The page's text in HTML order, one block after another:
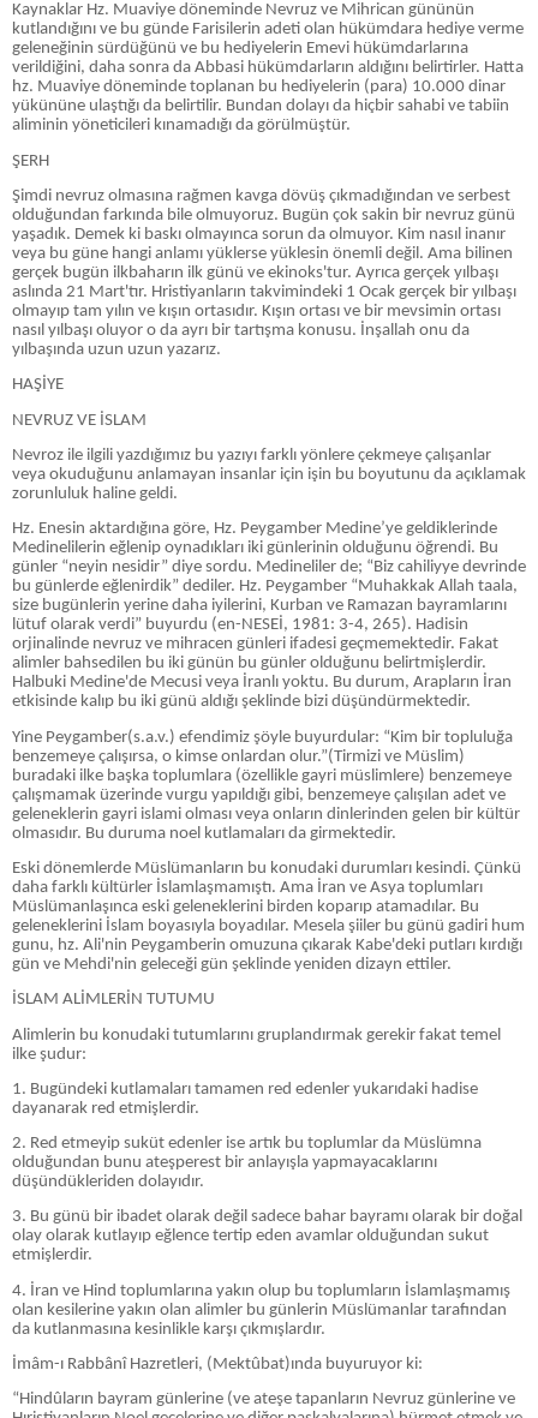
Kaynaklar Hz. Muaviye döneminde Nevruz ve Mihrican gününün
kutlandığını ve bu günde Farisilerin adeti olan hükümdara hediye verme
geleneğinin sürdüğünü ve bu hediyelerin Emevi hükümdarlarına
verildiğini, daha sonra da Abbasi hükümdarların aldığını belirtirler. Hatta
hz. Muaviye döneminde toplanan bu hediyelerin (para) 10.000 dinar
yükününe ulaştığı da belirtilir. Bundan dolayı da hiçbir sahabi ve tabiin
aliminin yöneticileri kınamadığı da görülmüştür.
ŞERH
Şimdi nevruz olmasına rağmen kavga dövüş çıkmadığından ve serbest
olduğundan farkında bile olmuyoruz. Bugün çok sakin bir nevruz günü
yaşadık. Demek ki baskı olmayınca sorun da olmuyor. Kim nasıl inanır
veya bu güne hangi anlamı yüklerse yüklesin önemli değil. Ama bilinen
gerçek bugün ilkbaharın ilk günü ve ekinoks'tur. Ayrıca gerçek yılbaşı
aslında 21 Mart'tır. Hristiyanların takvimindeki 1 Ocak gerçek bir yılbaşı
olmayıp tam yılın ve kışın ortasıdır. Kışın ortası ve bir mevsimin ortası
nasıl yılbaşı oluyor o da ayrı bir tartışma konusu. İnşallah onu da
yılbaşında uzun uzun yazarız.
HAŞİYE
NEVRUZ VE İSLAM
Nevroz ile ilgili yazdığımız bu yazıyı farklı yönlere çekmeye çalışanlar
veya okuduğunu anlamayan insanlar için işin bu boyutunu da açıklamak
zorunluluk haline geldi.
Hz. Enesin aktardığına göre, Hz. Peygamber Medine’ye geldiklerinde
Medinelilerin eğlenip oynadıkları iki günlerinin olduğunu öğrendi. Bu
günler “neyin nesidir” diye sordu. Medineliler de; “Biz cahiliyye devrinde
bu günlerde eğlenirdik” dediler. Hz. Peygamber “Muhakkak Allah taala,
size bugünlerin yerine daha iyilerini, Kurban ve Ramazan bayramlarını
lütuf olarak verdi” buyurdu (en-NESEİ, 1981: 3-4, 265). Hadisin
orjinalinde nevruz ve mihracen günleri ifadesi geçmemektedir. Fakat
alimler bahsedilen bu iki günün bu günler olduğunu belirtmişlerdir.
Halbuki Medine'de Mecusi veya İranlı yoktu. Bu durum, Arapların İran
etkisinde kalıp bu iki günü aldığı şeklinde bizi düşündürmektedir.
Yine Peygamber(s.a.v.) efendimiz şöyle buyurdular: “Kim bir topluluğa
benzemeye çalışırsa, o kimse onlardan olur.”(Tirmizi ve Müslim)
buradaki ilke başka toplumlara (özellikle gayri müslimlere) benzemeye
çalışmamak üzerinde vurgu yapıldığı gibi, benzemeye çalışılan adet ve
geleneklerin gayri islami olması veya onların dinlerinden gelen bir kültür
olmasıdır. Bu duruma noel kutlamaları da girmektedir.
Eski dönemlerde Müslümanların bu konudaki durumları kesindi. Çünkü
daha farklı kültürler İslamlaşmamıştı. Ama İran ve Asya toplumları
Müslümanlaşınca eski geleneklerini birden koparıp atamadılar. Bu
geleneklerini İslam boyasıyla boyadılar. Mesela şiiler bu günü gadiri hum
gunu, hz. Ali'nin Peygamberin omuzuna çıkarak Kabe'deki putları kırdığı
gün ve Mehdi'nin geleceği gün şeklinde yeniden dizayn ettiler.
İSLAM ALİMLERİN TUTUMU
Alimlerin bu konudaki tutumlarını gruplandırmak gerekir fakat temel
ilke şudur:
1. Bugündeki kutlamaları tamamen red edenler yukarıdaki hadise
dayanarak red etmişlerdir.
2. Red etmeyip suküt edenler ise artık bu toplumlar da Müslümna
olduğundan bunu ateşperest bir anlayışla yapmayacaklarını
düşündükleriden dolayıdır.
3. Bu günü bir ibadet olarak değil sadece bahar bayramı olarak bir doğal
olay olarak kutlayıp eğlence tertip eden avamlar olduğundan sukut
etmişlerdir.
4. İran ve Hind toplumlarına yakın olup bu toplumların İslamlaşmamış
olan kesilerine yakın olan alimler bu günlerin Müslümanlar tarafından
da kutlanmasına kesinlikle karşı çıkmışlardır.
İmâm-ı Rabbânî Hazretleri, (Mektûbat)ında buyuruyor ki:
“Hindûların bayram günlerine (ve ateşe tapanların Nevruz günlerine ve